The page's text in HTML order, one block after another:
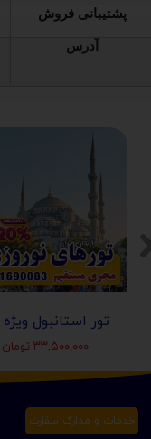
پشتیبانی فروش
آدرس
۳۳,۵۰۰,۰۰۰ تومان
خدمات و مدارک سفارت